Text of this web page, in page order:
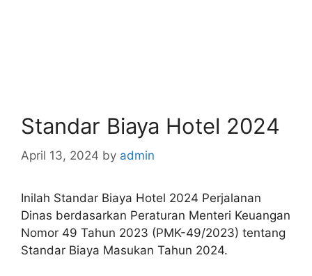
Standar Biaya Hotel 2024
April 13, 2024 by admin
Inilah Standar Biaya Hotel 2024 Perjalanan
Dinas berdasarkan Peraturan Menteri Keuangan
Nomor 49 Tahun 2023 (PMK-49/2023) tentang
Standar Biaya Masukan Tahun 2024.